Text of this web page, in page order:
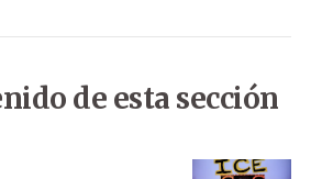
de esta sección